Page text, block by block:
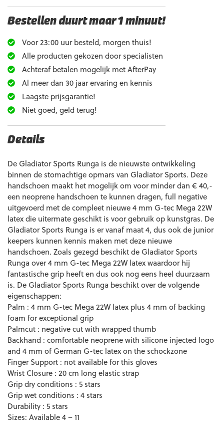
Bestellen duurt maar 1 minuut!
Voor 23:00 uur besteld, morgen thuis!
Alle producten gekozen door specialisten
Achteraf betalen mogelijk met AfterPay
Al meer dan 30 jaar ervaring en kennis
Laagste prijsgarantie!
Niet goed, geld terug!
Details
De Gladiator Sports Runga is de nieuwste ontwikkeling
binnen de stomachtige opmars van Gladiator Sports. Deze
handschoen maakt het mogelijk om voor minder dan € 40,-
een neoprene handschoen te kunnen dragen, full negative
uitgevoerd met de compleet nieuwe 4 mm G-tec Mega 22W
latex die uitermate geschikt is voor gebruik op kunstgras. De
Gladiator Sports Runga is er vanaf maat 4, dus ook de junior
keepers kunnen kennis maken met deze nieuwe
handschoen. Zoals gezegd beschikt de Gladiator Sports
Runga over 4 mm G-tec Mega 22W latex waardoor hij
fantastische grip heeft en dus ook nog eens heel duurzaam
is. De Gladiator Sports Runga beschikt over de volgende
eigenschappen:
Palm : 4 mm G-tec Mega 22W latex plus 4 mm of backing
foam for exceptional grip
Palmcut : negative cut with wrapped thumb
Backhand : comfortable neoprene with silicone injected logo
and 4 mm of German G-tec latex on the schockzone
Finger Support : not available for this gloves
Wrist Closure : 20 cm long elastic strap
Grip dry conditions : 5 stars
Grip wet conditions : 4 stars
Durability : 5 stars
Sizes: Available 4 – 11